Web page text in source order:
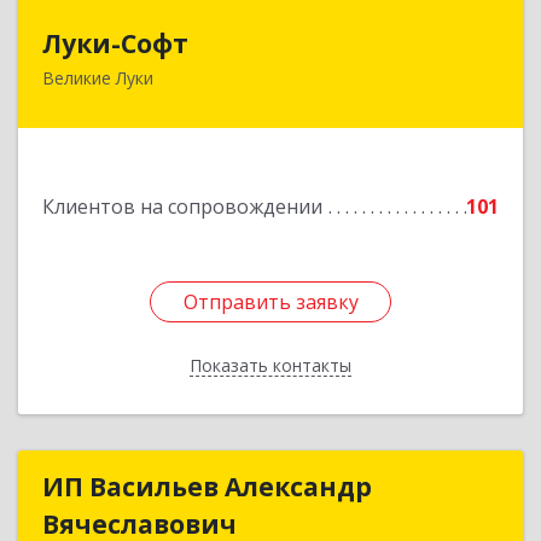
Луки-Софт
Великие Луки
Клиентов на сопровождении 101
Отправить заявку
Показать контакты
182113, Псковская обл, Великие Луки г,
Отправить заявку
Назад
ИП Васильев Александр
Вячеславович
ИП Васильев Александр